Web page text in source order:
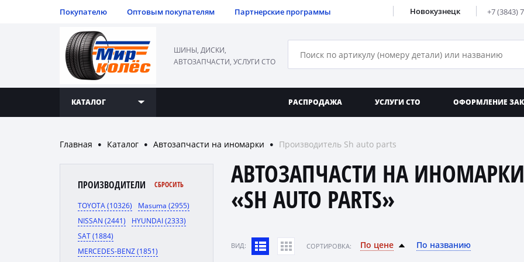
Покупателю Оптовым покупателям Партнерские программы Новокузнецк +7 (3843)
ШИНЫ, ДИСКИ,
АВТОЗАПЧАСТИ, УСЛУГИ СТО
КАТАЛОГ РАСПРОДАЖА УСЛУГИ СТО ОФОРМЛЕНИЕ
Главная ● Каталог ● Автозапчасти на иномарки ● Производитель Sh auto parts
ПРОИЗВОДИТЕЛИ СБРОСИТЬ
TOYOTA (10326)
Masuma (2955)
NISSAN (2441)
HYUNDAI (2333)
SAT (1884)
MERCEDES-BENZ (1851)
АВТОЗАПЧАСТИ НА
«SH AUTO PARTS»
ВИД: CОРТИРОВКА: По цене По названию